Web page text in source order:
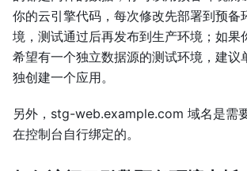
你的云引擎代码，每次修改先部署到预备
境，测试通过后再发布到生产环境；如果
希望有一个独立数据源的测试环境，建议
独创建一个应用。
另外，stg-web.example.com 域名是需
在控制台自行绑定的。